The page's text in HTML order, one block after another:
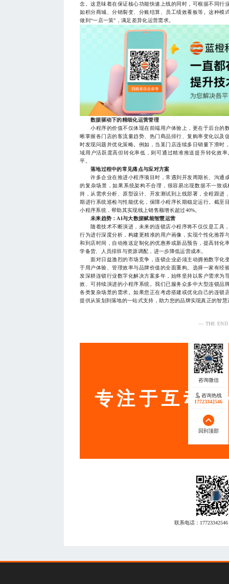
念。这意味着在保证核心功能快速上线的同时，可根据不同行
如积分商城、分销裂变、分账结算、员工绩效看板等。这种模
做到“一店一策”，满足差异化运营需求。
数据驱动下的精细化运营管理
小程序的价值不仅体现在前端用户体验上，更在于后台的
晰掌握各门店的客流量趋势、热门商品排行、复购率变化以及
时发现问题并优化策略。例如，当某门店连续多日销量下滑时
域用户活跃度高但转化率低，则可通过精准推送提升转化效
平。
落地过程中的常见痛点与应对方案
许多企业在推进小程序项目时，常遇到开发周期长、沟通
的复杂场景，如果系统架构不合理，很容易出现数据不一致
持，从需求分析、原型设计、开发测试到上线部署，全程跟进
期进行系统巡检与性能优化，保障小程序长期稳定运行。截至
小程序系统，帮助其实现线上销售额增长超过40%。
未来趋势：AI与大数据赋能智慧运营
随着技术不断演进，未来的连锁店小程序将不仅仅是工具
行为进行深度分析，构建更精准的用户画像，实现个性化推荐
和到店时间，自动推送定制化的优惠券或新品预告，提高转化
学备货、人员排班与资源调配，进一步降低运营成本。
面对日益激烈的市场竞争，连锁企业必须主动拥抱数字化
于用户体验、管理效率与品牌价值的全面重构。选择一家有经
发深耕连锁行业数字化解决方案多年，始终坚持以客户需求为
效、可持续演进的小程序系统。我们已服务众多中大型连锁品
各类复杂场景的需求。如果您正在考虑搭建或优化自己的连锁
提供从策划到落地的一站式支持，助力您的品牌实现真正的智慧
— THE
服务
专注于互动
联系电话： 17723342546
咨询热线
17723342546
回到顶部